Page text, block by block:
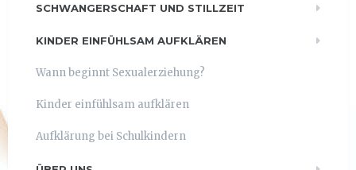
SCHWANGERSCHAFT UND STILLZEIT
KINDER EINFÜHLSAM AUFKLÄREN
Wann beginnt Sexualerziehung?
Kinder einfühlsam aufklären
Aufklärung bei Schulkindern